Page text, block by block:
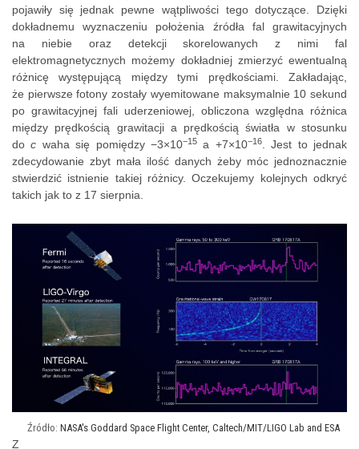
pojawiły się jednak pewne wątpliwości tego dotyczące. Dzięki
dokładnemu wyznaczeniu położenia źródła fal grawitacyjnych
na niebie oraz detekcji skorelowanych z nimi fal
elektromagnetycznych możemy dokładniej zmierzyć ewentualną
różnicę występującą między tymi prędkościami. Zakładając,
że pierwsze fotony zostały wyemitowane maksymalnie 10 sekund
po grawitacyjnej fali uderzeniowej, obliczona względna różnica
między prędkością grawitacji a prędkością światła w stosunku
doc waha się pomiędzy −3×10−15 a +7×10−16. Jest to jednak
zdecydowanie zbyt mała ilość danych żeby móc jednoznacznie
stwierdzić istnienie takiej różnicy. Oczekujemy kolejnych odkryć
takich jak to z 17 sierpnia.
NASA's Goddard Space Flight Center, Caltech/MIT/LIGO Lab and ESA
Z